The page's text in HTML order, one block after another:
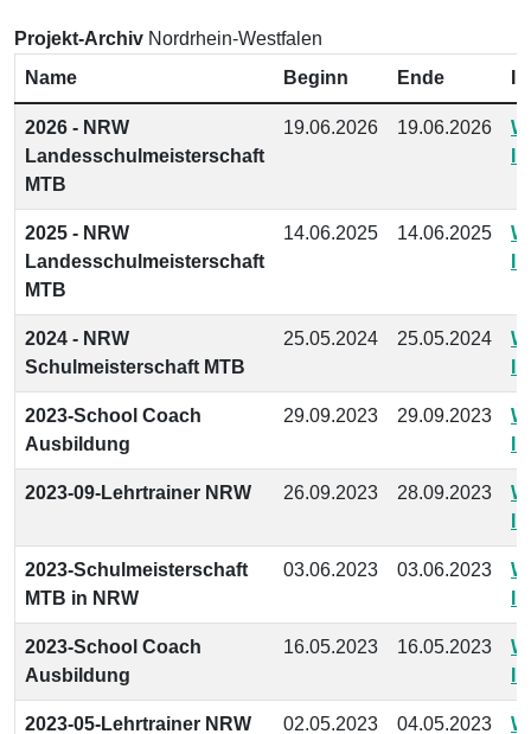
Projekt-Archiv Nordrhein-Westfalen
Name
Beginn Ende
2026 - NRW
Landesschulmeisterschaft
MTB
19.06.2026 19.06.2026
2025 - NRW
Landesschulmeisterschaft
MTB
14.06.2025 14.06.2025
2024 - NRW
Schulmeisterschaft MTB
25.05.2024 25.05.2024
2023-School Coach
Ausbildung
29.09.2023 29.09.2023
2023-09-Lehrtrainer NRW 26.09.2023 28.09.2023
2023-Schulmeisterschaft
MTB in NRW
03.06.2023 03.06.2023
2023-School Coach
Ausbildung
16.05.2023 16.05.2023
2023-05-Lehrtrainer NRW 02.05.2023 04.05.2023